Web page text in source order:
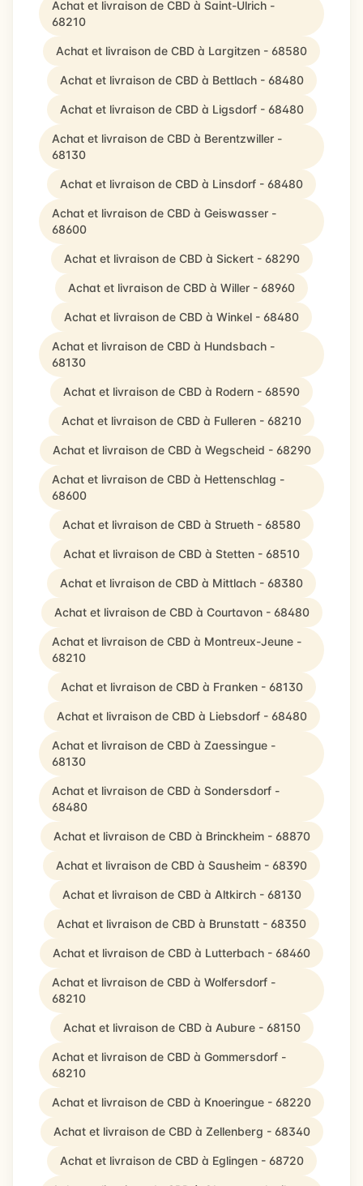
Achat et livraison de CBD à Saint-Ulrich -
68210
Achat et livraison de CBD à Largitzen - 68580
Achat et livraison de CBD à Bettlach - 68480
Achat et livraison de CBD à Ligsdorf - 68480
Achat et livraison de CBD à Berentzwiller -
68130
Achat et livraison de CBD à Linsdorf - 68480
Achat et livraison de CBD à Geiswasser -
68600
Achat et livraison de CBD à Sickert - 68290
Achat et livraison de CBD à Willer - 68960
Achat et livraison de CBD à Winkel - 68480
Achat et livraison de CBD à Hundsbach -
68130
Achat et livraison de CBD à Rodern - 68590
Achat et livraison de CBD à Fulleren - 68210
Achat et livraison de CBD à Wegscheid - 68290
Achat et livraison de CBD à Hettenschlag -
68600
Achat et livraison de CBD à Strueth - 68580
Achat et livraison de CBD à Stetten - 68510
Achat et livraison de CBD à Mittlach - 68380
Achat et livraison de CBD à Courtavon - 68480
Achat et livraison de CBD à Montreux-Jeune -
68210
Achat et livraison de CBD à Franken - 68130
Achat et livraison de CBD à Liebsdorf - 68480
Achat et livraison de CBD à Zaessingue -
68130
Achat et livraison de CBD à Sondersdorf -
68480
Achat et livraison de CBD à Brinckheim - 68870
Achat et livraison de CBD à Sausheim - 68390
Achat et livraison de CBD à Altkirch - 68130
Achat et livraison de CBD à Brunstatt - 68350
Achat et livraison de CBD à Lutterbach - 68460
Achat et livraison de CBD à Wolfersdorf -
68210
Achat et livraison de CBD à Aubure - 68150
Achat et livraison de CBD à Gommersdorf -
68210
Achat et livraison de CBD à Knoeringue - 68220
Achat et livraison de CBD à Zellenberg - 68340
Achat et livraison de CBD à Eglingen - 68720